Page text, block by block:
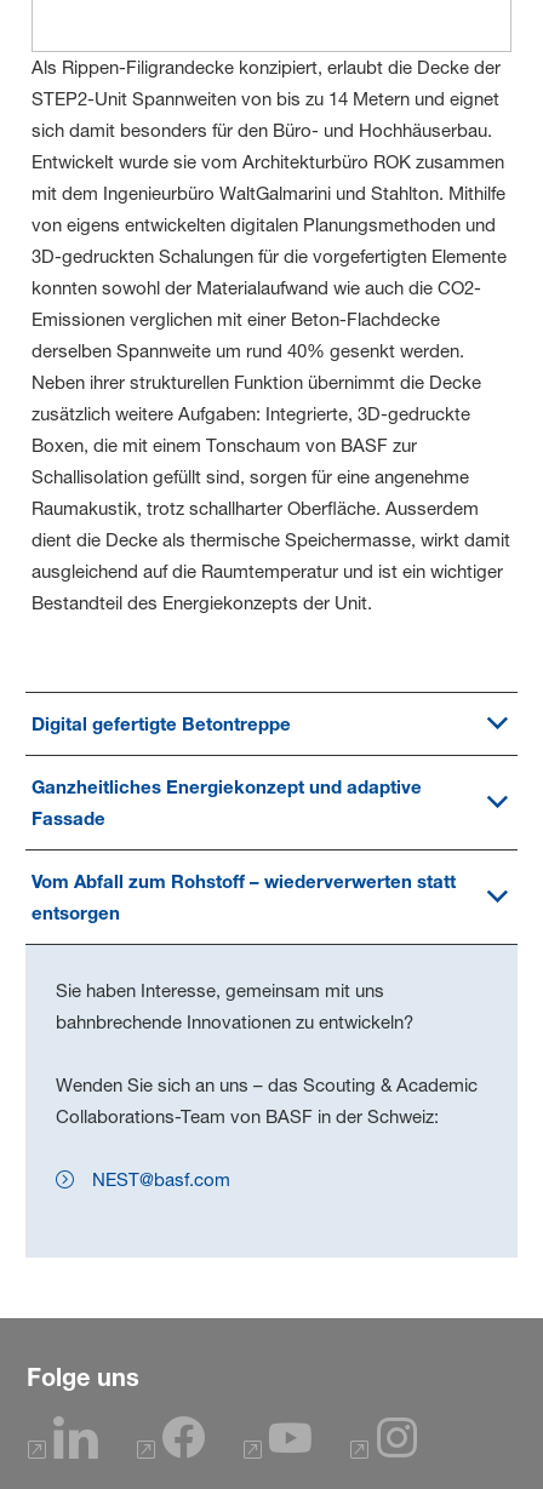
Als Rippen-Filigrandecke konzipiert, erlaubt die Decke der
STEP2-Unit Spannweiten von bis zu 14 Metern und eignet
sich damit besonders für den Büro- und Hochhäuserbau.
Entwickelt wurde sie vom Architekturbüro ROK zusammen
mit dem Ingenieurbüro WaltGalmarini und Stahlton. Mithilfe
von eigens entwickelten digitalen Planungsmethoden und
3D-gedruckten Schalungen für die vorgefertigten Elemente
konnten sowohl der Materialaufwand wie auch die CO2-
Emissionen verglichen mit einer Beton-Flachdecke
derselben Spannweite um rund 40% gesenkt werden.
Neben ihrer strukturellen Funktion übernimmt die Decke
zusätzlich weitere Aufgaben: Integrierte, 3D-gedruckte
Boxen, die mit einem Tonschaum von BASF zur
Schallisolation gefüllt sind, sorgen für eine angenehme
Raumakustik, trotz schallharter Oberfläche. Ausserdem
dient die Decke als thermische Speichermasse, wirkt damit
ausgleichend auf die Raumtemperatur und ist ein wichtiger
Bestandteil des Energiekonzepts der Unit.
Digital gefertigte Betontreppe
Ganzheitliches Energiekonzept und adaptive
Fassade
Vom Abfall zum Rohstoff – wiederverwerten statt
entsorgen
Sie haben Interesse, gemeinsam mit uns
bahnbrechende Innovationen zu entwickeln?
Wenden Sie sich an uns – das Scouting & Academic
Collaborations-Team von BASF in der Schweiz:
NEST@basf.com
Folge uns